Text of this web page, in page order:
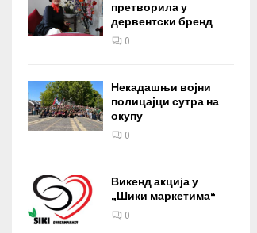
претворила у
дервентски бренд
0
Некадашњи војни
полицајци сутра на
окупу
0
Викенд акција у
„Шики маркетима“
0